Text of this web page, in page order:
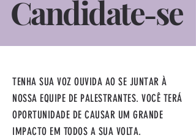
Candidate-se
TENHA SUA VOZ OUVIDA AO SE JUNTAR À
NOSSA EQUIPE DE PALESTRANTES. VOCÊ TERÁ
OPORTUNIDADE DE CAUSAR UM GRANDE
IMPACTO EM TODOS A SUA VOLTA.